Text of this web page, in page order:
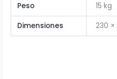
Peso 15 kg
Dimensiones 230 ×